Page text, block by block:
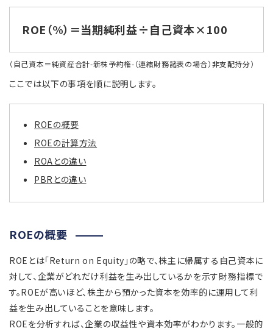
ROE（%）＝当期純利益÷自己資本×100
（自己資本＝純資産合計-新株予約権-（連結財務諸表の場合）非支配持分）
ここでは以下の事項を順に説明します。
ROEの概要
ROEの計算方法
ROAとの違い
PBRとの違い
ROEの概要
ROEとは「Return on Equity」の略で、株主に帰属する自己資本に
対して、企業がどれだけ利益を生み出しているかを示す財務指標で
す。ROEが高いほど、株主から預かった資本を効率的に運用して利
益を生み出していることを意味します。
ROEを分析すれば、企業の収益性や資本効率がわかります。一般的